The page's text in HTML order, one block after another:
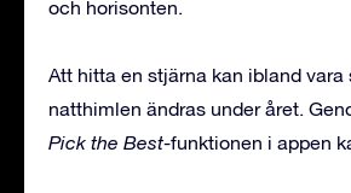
och horisonten.
Att hitta en stjärna kan ibland vara
natthimlen ändras under året.
Pick the Best-funktionen i appen